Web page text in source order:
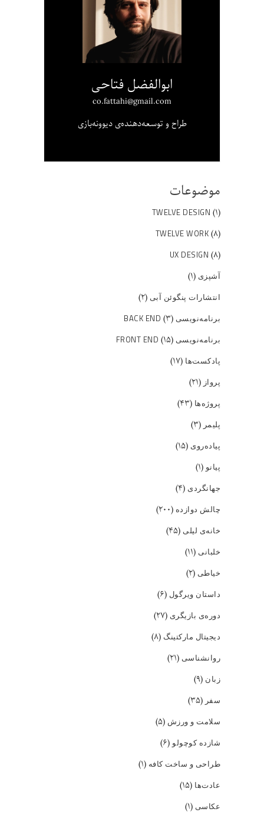
ابوالفضل فتاحی
co.fattahi@gmail.com
طراح و توسعه‌دهنده‌ی دیوونه‌بازی
موضوعات
TWELVE DESIGN (۱)
TWELVE WORK (۸)
UX DESIGN (۸)
آشپزی (۱)
انتشارات پنگوئن آبی (۲)
برنامه‌نویسی BACK END (۳)
برنامه‌نویسی FRONT END (۱۵)
پادکست‌ها (۱۷)
پرواز(۲۱)
پروژه‌ها (۴۳)
پلیمر(۳)
پیاده‌روی (۱۵)
پیانو(۱)
جهانگردی (۴)
چالش دوازده (۲۰۰)
خانه‌ی لیلی (۴۵)
خلبانی (۱۱)
خیاطی (۲)
داستان ویرگول (۶)
دوره‌ی بازیگری (۲۷)
دیجیتال مارکتینگ (۸)
روانشناسی (۲۱)
زبان (۹)
سفر(۳۵)
سلامت و ورزش (۵)
شازده کوچولو(۶)
طراحی و ساخت کافه (۱)
عادت‌ها (۱۵)
عکاسی (۱)